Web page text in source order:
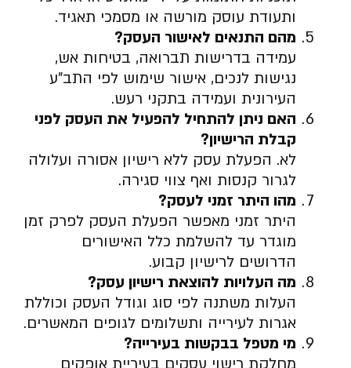
ותעודת עוסק מורשה או מסמכי תאגיד.
מהם התנאים לאישור העסק?
עמידה בדרישות תברואה, בטיחות אש,
נגישות לנכים, אישור שימוש לפי התב”ע
העירונית ועמידה בתקני רעש.
האם ניתן להתחיל להפעיל את העסק לפני
קבלת הרישיון?
לא. הפעלת עסק ללא רישיון אסורה ועלולה
לגרור קנסות ואף צווי סגירה.
מהו היתר זמני לעסק?
היתר זמני מאפשר הפעלת העסק לפרק זמן
מוגדר עד להשלמת כלל האישורים
הדרושים לרישיון קבוע.
מה העלויות להוצאת רישיון עסק?
העלות משתנה לפי סוג וגודל העסק וכוללת
אגרות לעירייה ותשלומים לגופים המאשרים.
מי מטפל בבקשות בעירייה?